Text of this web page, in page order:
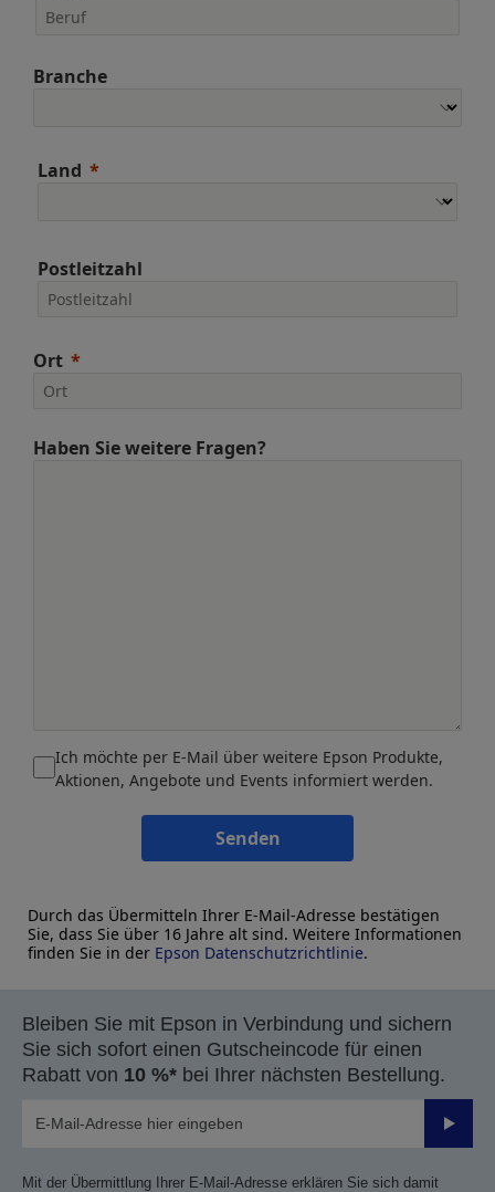
Branche
Land
Postleitzahl
Ort
Haben Sie weitere Fragen?
Ich möchte per E-Mail über weitere Epson Produkte,
Aktionen, Angebote und Events informiert werden.
Senden
Durch das Übermitteln Ihrer E-Mail-Adresse bestätigen
Sie, dass Sie über 16 Jahre alt sind. Weitere Informationen
finden Sie in der Epson Datenschutzrichtlinie.
Bleiben Sie mit Epson in Verbindung und sichern
Sie sich sofort einen Gutscheincode für einen
Rabatt von 10 %* bei Ihrer nächsten Bestellung.
Mit der Übermittlung Ihrer E-Mail-Adresse erklären Sie sich damit